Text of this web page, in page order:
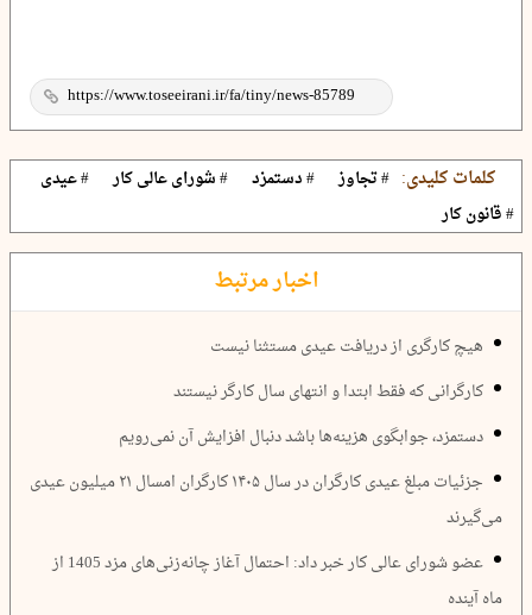
کلمات کلیدی: # تجاوز # دستمزد # شورای عالی کار
# عیدی
# قانون کار
اخبار مرتبط
هیچ کارگری از دریافت عیدی مستثنا نیست
کارگرانی که فقط ابتدا و انتهای سال کارگر نیستند
دستمزد، جوابگوی هزینه‌ها باشد دنبال افزایش آن نمی‌رویم
جزئیات مبلغ عیدی کارگران در سال ۱۴۰۵ کارگران امسال ۲۱ میلیون عیدی
می‌گیرند
عضو شورای عالی کار خبر داد: احتمال آغاز چانه‌زنی‌های مزد 1405 از
ماه آینده